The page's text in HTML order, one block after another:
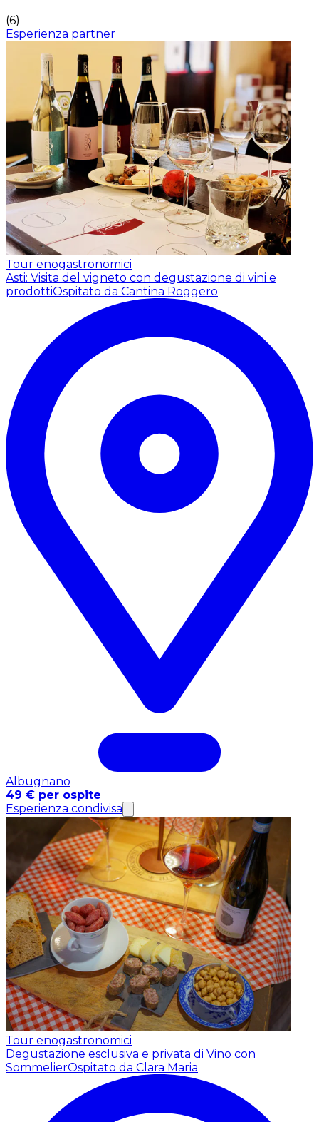
(6)
Esperienza partner
Tour enogastronomici
Asti: Visita del vigneto con degustazione di vini e
prodottiOspitato da Cantina Roggero
Albugnano
49 € per ospite
Esperienza condivisa
Tour enogastronomici
Degustazione esclusiva e privata di Vino con
SommelierOspitato da Clara Maria